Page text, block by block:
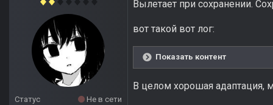
Статус
Не в сети
Вылетает при сохранении.
вот такой вот лог:
Показать контент
В целом хорошая